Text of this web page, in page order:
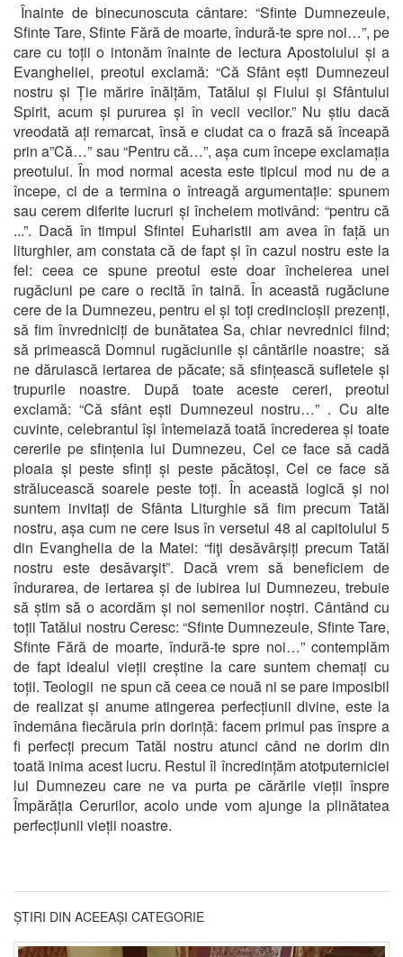
Înainte de binecunoscuta cântare: “Sfinte Dumnezeule,
Sfinte Tare, Sfinte Fără de moarte, îndură-te spre noi…”, pe
care cu toții o intonăm înainte de lectura Apostolului și a
Evangheliei, preotul exclamă: “Că Sfânt ești Dumnezeul
nostru și Ție mărire înălțăm, Tatălui și Fiului și Sfântului
Spirit, acum și pururea și în vecii vecilor.” Nu știu dacă
vreodată ați remarcat, însă e ciudat ca o frază să înceapă
prin a”Că…” sau “Pentru că…”, așa cum începe exclamația
preotului. În mod normal acesta este tipicul mod nu de a
începe, ci de a termina o întreagă argumentație: spunem
sau cerem diferite lucruri și încheiem motivând: “pentru că
...”. Dacă în timpul Sfintei Euharistii am avea în față un
liturghier, am constata că de fapt și în cazul nostru este la
fel: ceea ce spune preotul este doar încheierea unei
rugăciuni pe care o recită în taină. În această rugăciune
cere de la Dumnezeu, pentru el și toți credincioșii prezenți,
să fim învredniciți de bunătatea Sa, chiar nevrednici fiind;
să primească Domnul rugăciunile și cântările noastre; să
ne dăruiască iertarea de păcate; să sfințească sufletele și
trupurile noastre. După toate aceste cereri, preotul
exclamă: “Că sfânt ești Dumnezeul nostru…” . Cu alte
cuvinte, celebrantul își întemeiază toată încrederea și toate
cererile pe sfințenia lui Dumnezeu, Cel ce face să cadă
ploaia și peste sfinți și peste păcătoși, Cel ce face să
strălucească soarele peste toți. În această logică și noi
suntem invitați de Sfânta Liturghie să fim precum Tatăl
nostru, așa cum ne cere Isus în versetul 48 al capitolului 5
din Evanghelia de la Matei: “fiţi desăvârșiți precum Tatăl
nostru este desăvarşit”. Dacă vrem să beneficiem de
îndurarea, de iertarea și de iubirea lui Dumnezeu, trebuie
să știm să o acordăm și noi semenilor noștri. Cântând cu
toții Tatălui nostru Ceresc: “Sfinte Dumnezeule, Sfinte Tare,
Sfinte Fără de moarte, îndură-te spre noi…” contemplăm
de fapt idealul vieții creștine la care suntem chemați cu
toții. Teologii ne spun că ceea ce nouă ni se pare imposibil
de realizat și anume atingerea perfecțiunii divine, este la
îndemâna fiecăruia prin dorință: facem primul pas înspre a
fi perfecți precum Tatăl nostru atunci când ne dorim din
toată inima acest lucru. Restul îl încredințăm atotputerniciei
lui Dumnezeu care ne va purta pe cărările vieții înspre
Împărăția Cerurilor, acolo unde vom ajunge la plinătatea
perfecțiunii vieții noastre.
ȘTIRI DIN ACEEAȘI CATEGORIE